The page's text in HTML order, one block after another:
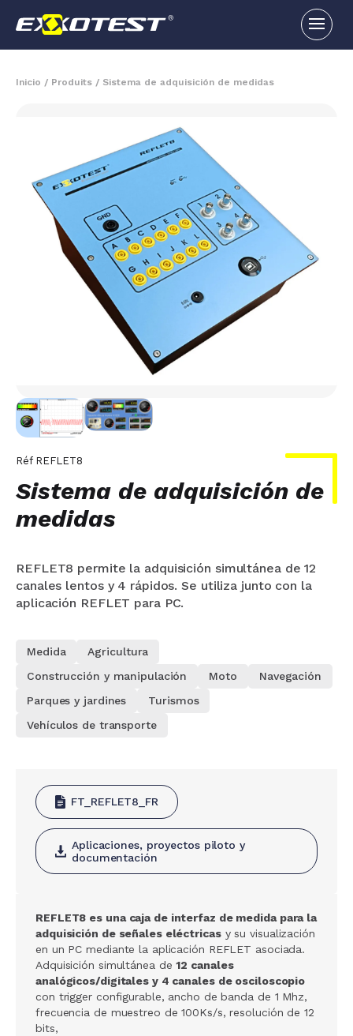
Inicio / Produits / Sistema de adquisición de medidas
Réf REFLET8
Sistema de adquisición de
medidas
REFLET8 permite la adquisición simultánea de 12
canales lentos y 4 rápidos. Se utiliza junto con la
aplicación REFLET para PC.
Medida
Agricultura
Construcción y manipulación
Moto
Navegación
Parques y jardines
Turismos
Vehículos de transporte
FT_REFLET8_FR
Aplicaciones, proyectos piloto y
documentación
REFLET8 es una caja de interfaz de medida para la
adquisición de señales eléctricasy su visualización
en un PC mediante la aplicación REFLET asociada.
Adquisición simultánea de12 canales
analógicos/digitales y 4 canales de osciloscopio
con trigger configurable, ancho de banda de 1 Mhz,
frecuencia de muestreo de 100Ks/s, resolución de 12
bits,